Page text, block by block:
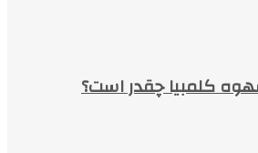
کلمبیا چقدر است؟